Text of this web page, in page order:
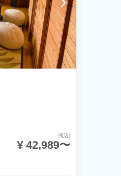
(税込)
¥ 42,989〜